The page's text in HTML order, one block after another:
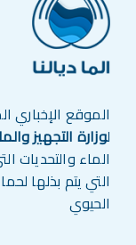
الموقع
لوزارة التجهيز
الماء والتحديات
التي يتم بذلها
الحيوي